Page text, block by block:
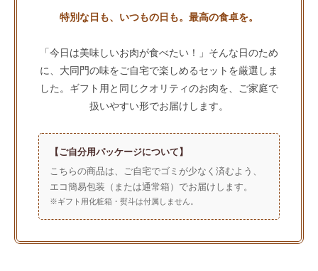
特別な日も、いつもの日も。最高の食卓を。
「今日は美味しいお肉が食べたい！」そんな日のため
に、大同門の味をご自宅で楽しめるセットを厳選しま
した。ギフト用と同じクオリティのお肉を、ご家庭で
扱いやすい形でお届けします。
【ご自分用パッケージについて】
こちらの商品は、ご自宅でゴミが少なく済むよう、
エコ簡易包装（または通常箱）でお届けします。
※ギフト用化粧箱・熨斗は付属しません。